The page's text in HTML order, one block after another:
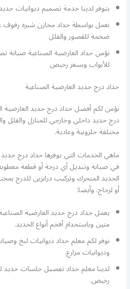
يتوفر لدينا خدمة تصميم ديوانيات
نعمل بواسطة حداد مخازن شبره
ضخمة للقصور والفلل
نؤمن حداد العارضية الصناعية صيانة
للأبواب وبسعر رخيص
حداد درج حديد العارضية الصناعية
نؤمن لكم أفضل حداد درج حديد العارضية
درج حديد داخلي وخارجي للمنازل والفلل
مختلفة حلزونية وعادية.
ماهي الخدمات التي يوفرها حداد درج
في صيانة وتبديل أي درجة أو قطعة
الحديد المتحرك وتركيب درابزين للدرج
أو لزجاج. وأيضا:
يعمل حداد درج حديد العارضية
متين وباستخدام أفخم أنواع الحديد.
نوفر لكم معلم حداد ديوانيات لبخ
وديوانيات مزارع.
لدينا معلم حداد تفصيل جلسات حديد
رخيص.